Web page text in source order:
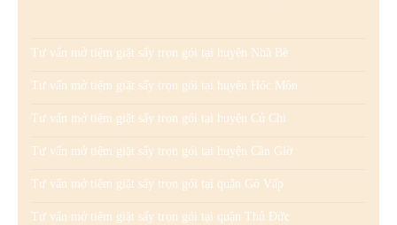
Tư vấn mở tiệm giặt sấy trọn gói tại huyện Nhà Bè
Tư vấn mở tiệm giặt sấy trọn gói tại huyện Hóc Môn
Tư vấn mở tiệm giặt sấy trọn gói tại huyện Củ Chi
Tư vấn mở tiệm giặt sấy trọn gói tại huyện Cần Giờ
Tư vấn mở tiệm giặt sấy trọn gói tại quận Gò Vấp
Tư vấn mở tiệm giặt sấy trọn gói tại quận Thủ Đức